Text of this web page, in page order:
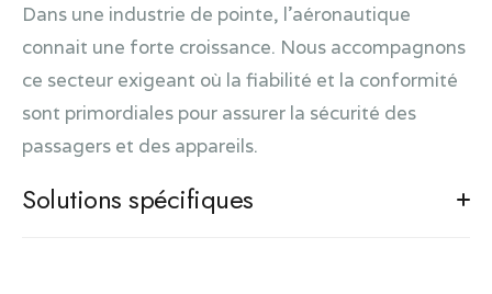
(sol/train)
Dans une industrie de pointe, l'aéronautique
connait une forte croissance. Nous accompagnons
ce secteur exigeant où la fiabilité et la conformité
sont primordiales pour assurer la sécurité des
passagers et des appareils.
Solutions spécifiques